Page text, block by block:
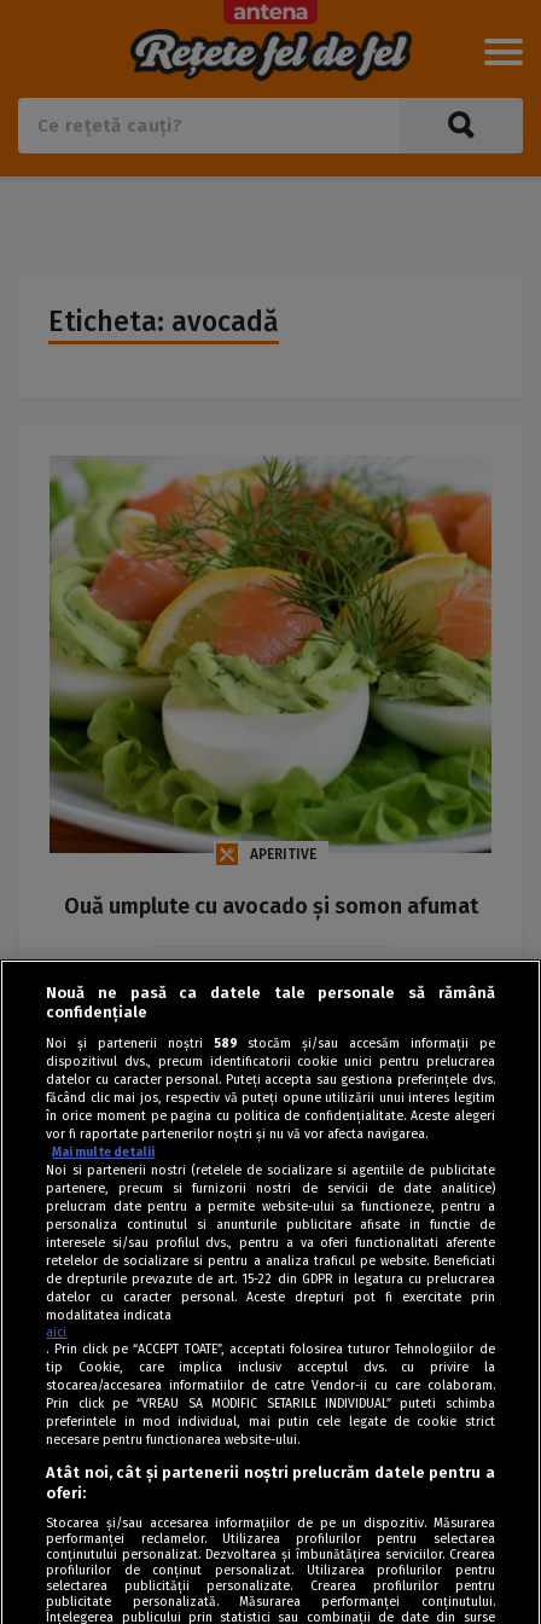
Eticheta: avocadă
APERITIVE
Ouă umplute cu avocado și somon afumat
Tag index
Program Antena 1
Politica de cookies
Politica de confidențialitate
Nouă ne pasă ca datele tale personale să rămână
confidențiale
Noi și partenerii noștri 589 stocăm și/sau accesăm informații pe
dispozitivul dvs., precum identificatorii cookie unici pentru prelucrarea
datelor cu caracter personal. Puteți accepta sau gestiona preferințele dvs.
făcând clic mai jos, respectiv vă puteți opune utilizării unui interes legitim
în orice moment pe pagina cu politica de confidențialitate. Aceste alegeri
vor fi raportate partenerilor noștri și nu vă vor afecta navigarea.
Mai multe detalii
Noi si partenerii nostri (retelele de socializare si agentiile de publicitate
partenere, precum si furnizorii nostri de servicii de date analitice)
prelucram date pentru a permite website-ului sa functioneze, pentru a
personaliza continutul si anunturile publicitare afisate in functie de
interesele si/sau profilul dvs., pentru a va oferi functionalitati aferente
retelelor de socializare si pentru a analiza traficul pe website. Beneficiati
de drepturile prevazute de art. 15-22 din GDPR in legatura cu prelucrarea
datelor cu caracter personal. Aceste drepturi pot fi exercitate prin
modalitatea indicata
aici
. Prin click pe “ACCEPT TOATE”, acceptati folosirea tuturor Tehnologiilor de
tip Cookie, care implica inclusiv acceptul dvs. cu privire la
stocarea/accesarea informatiilor de catre Vendor-ii cu care colaboram.
Prin click pe “VREAU SA MODIFIC SETARILE INDIVIDUAL” puteti schimba
preferintele in mod individual, mai putin cele legate de cookie strict
necesare pentru functionarea website-ului.
Atât noi, cât și partenerii noștri prelucrăm datele pentru a
oferi:
Stocarea și/sau accesarea informațiilor de pe un dispozitiv. Măsurarea
performanței reclamelor. Utilizarea profilurilor pentru selectarea
conținutului personalizat. Dezvoltarea și îmbunătățirea serviciilor. Crearea
profilurilor de conținut personalizat. Utilizarea profilurilor pentru
selectarea publicității personalizate. Crearea profilurilor pentru
publicitate personalizată. Măsurarea performanței conținutului.
Înțelegerea publicului prin statistici sau combinații de date din surse